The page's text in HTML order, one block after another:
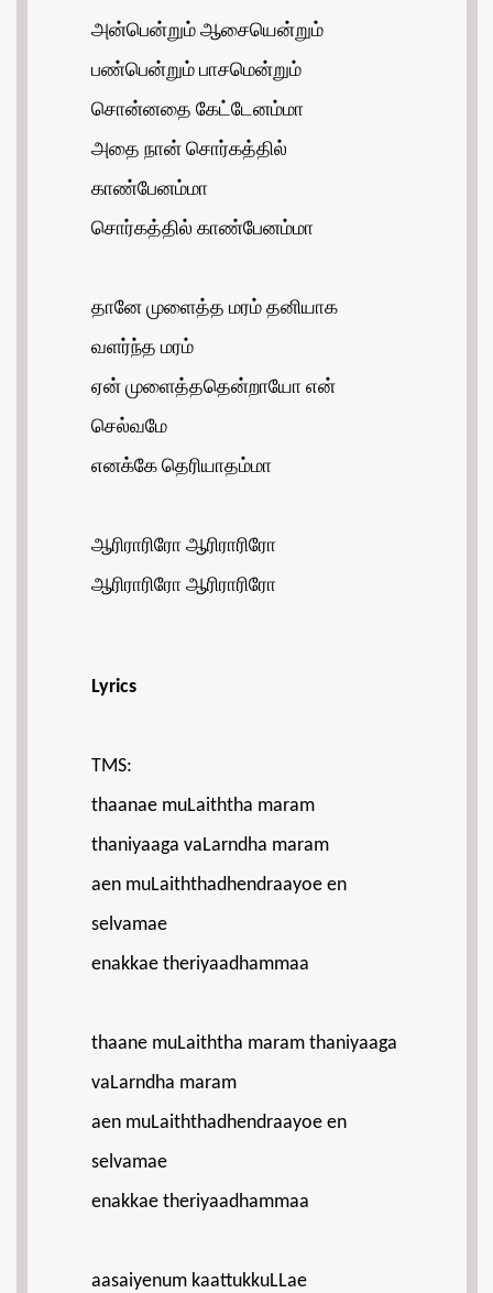
அன்பென்றும் ஆசையென்றும்
பண்பென்றும் பாசமென்றும்
சொன்னதை கேட்டேனம்மா
அதை நான் சொர்கத்தில்
காண்பேனம்மா
சொர்கத்தில் காண்பேனம்மா
தானே முளைத்த மரம் தனியாக
வளர்ந்த மரம்
ஏன் முளைத்ததென்றாயோ என்
செல்வமே
எனக்கே தெரியாதம்மா
ஆரிராரிரோ ஆரிராரிரோ
ஆரிராரிரோ ஆரிராரிரோ
Lyrics
TMS:
thaanae muLaiththa maram
thaniyaaga vaLarndha maram
aen muLaiththadhendraayoe en
selvamae
enakkae theriyaadhammaa
thaane muLaiththa maram thaniyaaga
vaLarndha maram
aen muLaiththadhendraayoe en
selvamae
enakkae theriyaadhammaa
aasaiyenum kaattukkuLLae